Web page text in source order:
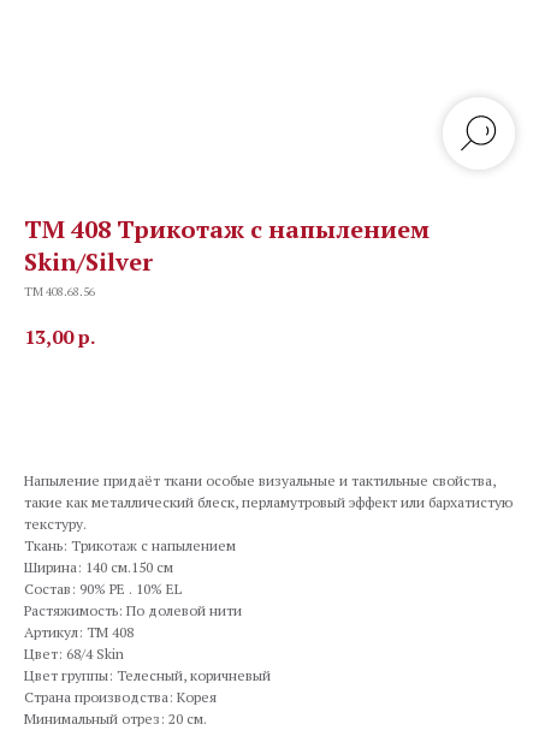
TM 408 Трикотаж с напылением
Skin/Silver
TM 408.68.56
13,00р.
Напыление придаёт ткани особые визуальные и тактильные свойства,
такие как металлический блеск, перламутровый эффект или бархатистую
текстуру.
Ткань: Трикотаж с напылением
Ширина: 140 см.150 см
Состав: 90% PE . 10% EL
Растяжимость: По долевой нити
Артикул: TM 408
Цвет: 68/4 Skin
Цвет группы: Телесный, коричневый
Страна производства: Корея
Минимальный отрез: 20 см.